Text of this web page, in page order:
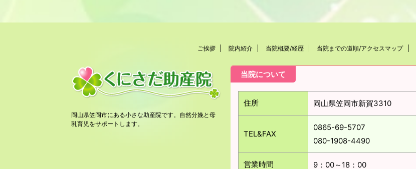
ご挨拶 院内紹介 当院概要/経歴 当院までの道順/アクセスマップ
当院について
住所 岡山県笠岡市新賀3310
TEL&FAX
0865-69-5707
080-1908-4490
営業時間 9：00～18：00
岡山県笠岡市にある小さな助産院です。自然分娩と母
乳育児をサポートします。